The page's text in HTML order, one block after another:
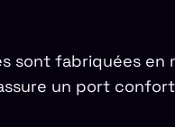
sont fabriquées
un port